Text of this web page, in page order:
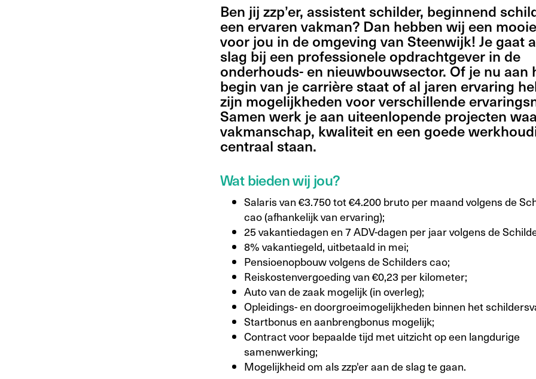
Ben jij zzp’er, assistent schilder, beginnend
een ervaren vakman? Dan hebben wij een
voor jou in de omgeving van Steenwijk! Je gaat
slag bij een professionele opdrachtgever in de
onderhouds- en nieuwbouwsector. Of je nu aan
begin van je carrière staat of al jaren ervaring
zijn mogelijkheden voor verschillende
Samen werk je aan uiteenlopende projecten
vakmanschap, kwaliteit en een goede
centraal staan.
Wat bieden wij jou?
Salaris van €3.750 tot €4.200 bruto per maand volgens de
cao (afhankelijk van ervaring);
25 vakantiedagen en 7 ADV-dagen per jaar volgens de
8% vakantiegeld, uitbetaald in mei;
Pensioenopbouw volgens de Schilders cao;
Reiskostenvergoeding van €0,23 per kilometer;
Auto van de zaak mogelijk (in overleg);
Opleidings- en doorgroeimogelijkheden binnen het
Startbonus en aanbrengbonus mogelijk;
Contract voor bepaalde tijd met uitzicht op een langdurige
samenwerking;
Mogelijkheid om als zzp'er aan de slag te gaan.